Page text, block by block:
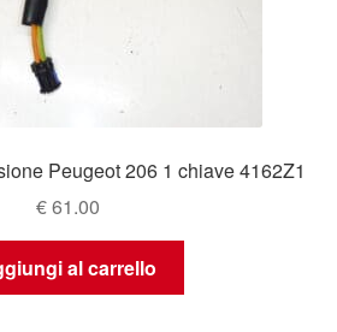
Peugeot 206 1 chiave 4162Z1
€61.00
al carrello